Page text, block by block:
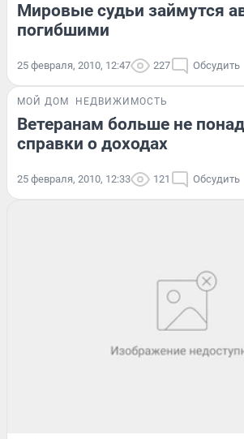
Мировые судьи займутся
погибшими
25 февраля, 2010, 12:47 227 Обсудить
МОЙ ДОМ НЕДВИЖИМОСТЬ
Ветеранам больше не
справки о доходах
25 февраля, 2010, 12:33 121 Обсудить